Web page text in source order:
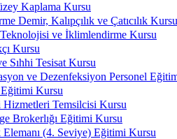
Kaplama Kursu
Demir, Kalıpçılık ve Çatıcılık Kursu
Teknolojisi ve İklimlendirme Kursu
Kursu
Sıhhi Tesisat Kursu
ve Dezenfeksiyon Personel
Eğitimi Kursu
Hizmetleri Temsilcisi Kursu
Brokerlığı Eğitimi Kursu
(4. Seviye) Eğitimi Kursu